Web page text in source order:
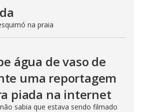
na praia
água de vaso de
uma reportagem
piada na internet
sabia que estava sendo filmado